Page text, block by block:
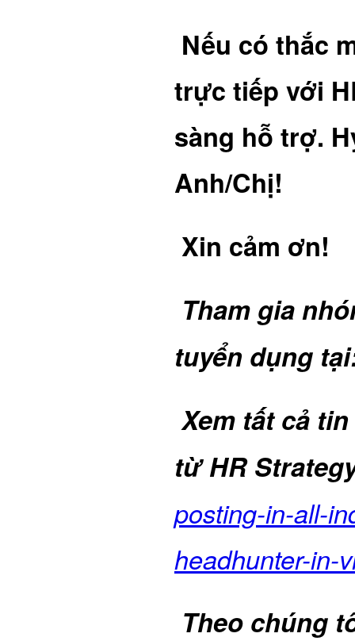
Nếu có thắc
trực tiếp với
sàng hỗ trợ.
Anh/Chị!
Xin cảm ơn!
Tham gia
tuyển dụng
Xem tất cả
từ HR
posting-in-all-
headhunter-in-
Theo chúng